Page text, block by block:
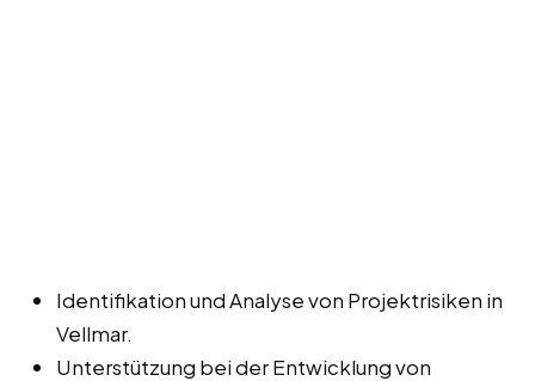
Identifikation und Analyse von Projektrisiken in
Vellmar.
Unterstützung bei der Entwicklung von